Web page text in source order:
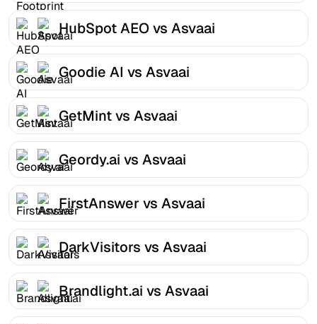
HubSpot AEO vs Asvaai
Goodie AI vs Asvaai
GetMint vs Asvaai
Geordy.ai vs Asvaai
FirstAnswer vs Asvaai
DarkVisitors vs Asvaai
Brandlight.ai vs Asvaai